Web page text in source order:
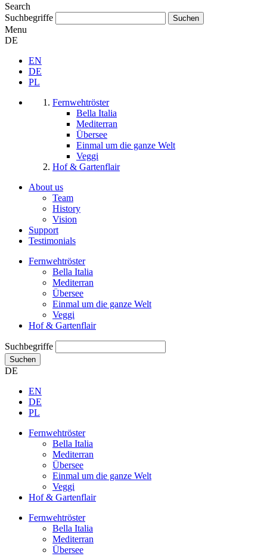
Search
Suchbegriffe
Menu
DE
EN
DE
PL
Fernwehtröster
Bella Italia
Mediterran
Übersee
Einmal um die ganze Welt
Veggi
Hof & Gartenflair
About us
Team
History
Vision
Support
Testimonials
Fernwehtröster
Bella Italia
Mediterran
Übersee
Einmal um die ganze Welt
Veggi
Hof & Gartenflair
Suchbegriffe
Suchen
DE
EN
DE
PL
Fernwehtröster
Bella Italia
Mediterran
Übersee
Einmal um die ganze Welt
Veggi
Hof & Gartenflair
Fernwehtröster
Bella Italia
Mediterran
Übersee